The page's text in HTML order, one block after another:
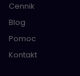
Cennik
Blog
Pomoc
Kontakt